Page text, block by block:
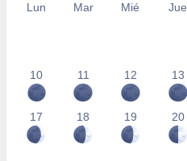
Lun Mar Mié Jue
10 11 12 13
17 18 19 20